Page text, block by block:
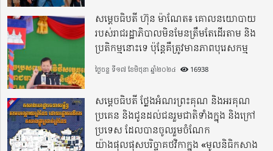
សម្តេចធិបតី ហ៊ុន ម៉ាណែត៖ គោលនយោបាយ
របស់រាជរដ្ឋាភិបាលមិនមែនត្រឹមតែដើរតាម និង
ប្រតិកម្មនោះទេ ប៉ុន្តែគឺត្រូវមានភាពបុរេសកម្ម
ថ្ងៃចន្ទ ទី១៧ ខែមិថុនា ឆ្នាំ២០២៤ 16938
សម្តេចធិបតី ថ្លែងអំណរព្រះគុណ និងអរគុណ
ប្រគេន និងជូនដល់ជនរួមជាតិទាំងក្នុង​ និងក្រៅ
ប្រទេស​ ដែលបានចូលរួមចំណែក
យ៉ាងផុលផុសបរិច្ចាគថវិកាក្នុង «មូលនិធិកសាង